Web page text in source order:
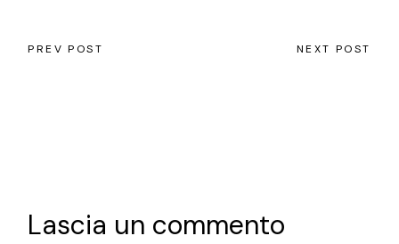
PREV POST NEXT POST
Lascia un commento